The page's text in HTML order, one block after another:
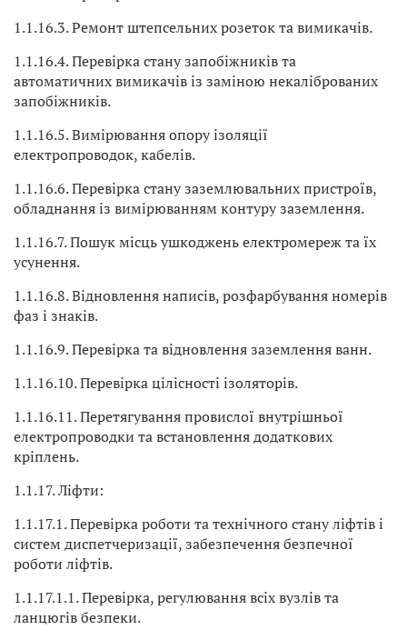
1.1.16.3. Ремонт штепсельних розеток та вимикачів.
1.1.16.4. Перевірка стану запобіжників та
автоматичних вимикачів із заміною некаліброваних
запобіжників.
1.1.16.5. Вимірювання опору ізоляції
електропроводок, кабелів.
1.1.16.6. Перевірка стану заземлювальних пристроїв,
обладнання із вимірюванням контуру заземлення.
1.1.16.7. Пошук місць ушкоджень електромереж та їх
усунення.
1.1.16.8. Відновлення написів, розфарбування номерів
фаз і знаків.
1.1.16.9. Перевірка та відновлення заземлення ванн.
1.1.16.10. Перевірка цілісності ізоляторів.
1.1.16.11. Перетягування провислої внутрішньої
електропроводки та встановлення додаткових
кріплень.
1.1.17. Ліфти:
1.1.17.1. Перевірка роботи та технічного стану ліфтів і
систем диспетчеризації, забезпечення безпечної
роботи ліфтів.
1.1.17.1.1. Перевірка, регулювання всіх вузлів та
ланцюгів безпеки.